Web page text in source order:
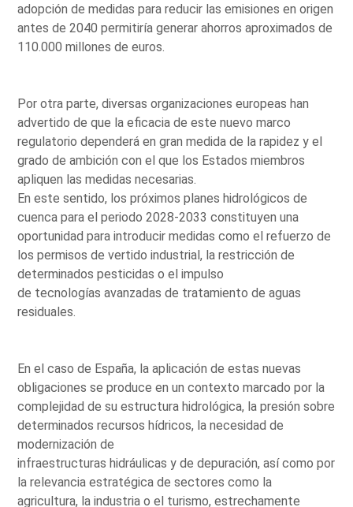
adopción de medidas para reducir las emisiones en origen
antes de 2040 permitiría generar ahorros aproximados de
110.000 millones de euros.
Por otra parte, diversas organizaciones europeas han
advertido de que la eficacia de este nuevo marco
regulatorio dependerá en gran medida de la rapidez y el
grado de ambición con el que los Estados miembros
apliquen las medidas necesarias.
En este sentido, los próximos planes hidrológicos de
cuenca para el periodo 2028-2033 constituyen una
oportunidad para introducir medidas como el refuerzo de
los permisos de vertido industrial, la restricción de
determinados pesticidas o el impulso
de tecnologías avanzadas de tratamiento de aguas
residuales.
En el caso de España, la aplicación de estas nuevas
obligaciones se produce en un contexto marcado por la
complejidad de su estructura hidrológica, la presión sobre
determinados recursos hídricos, la necesidad de
modernización de
infraestructuras hidráulicas y de depuración, así como por
la relevancia estratégica de sectores como la
agricultura, la industria o el turismo, estrechamente